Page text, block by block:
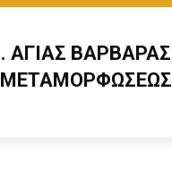
ΑΓΙΑΣ ΒΑΡΒΑΡΑΣ